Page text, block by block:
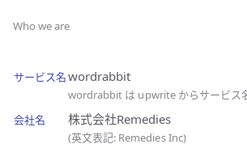
Who we are
サービス名wordrabbit
wordrabbit は upwrite からサービス
会社名
株式会社Remedies
(英文表記: Remedies Inc)